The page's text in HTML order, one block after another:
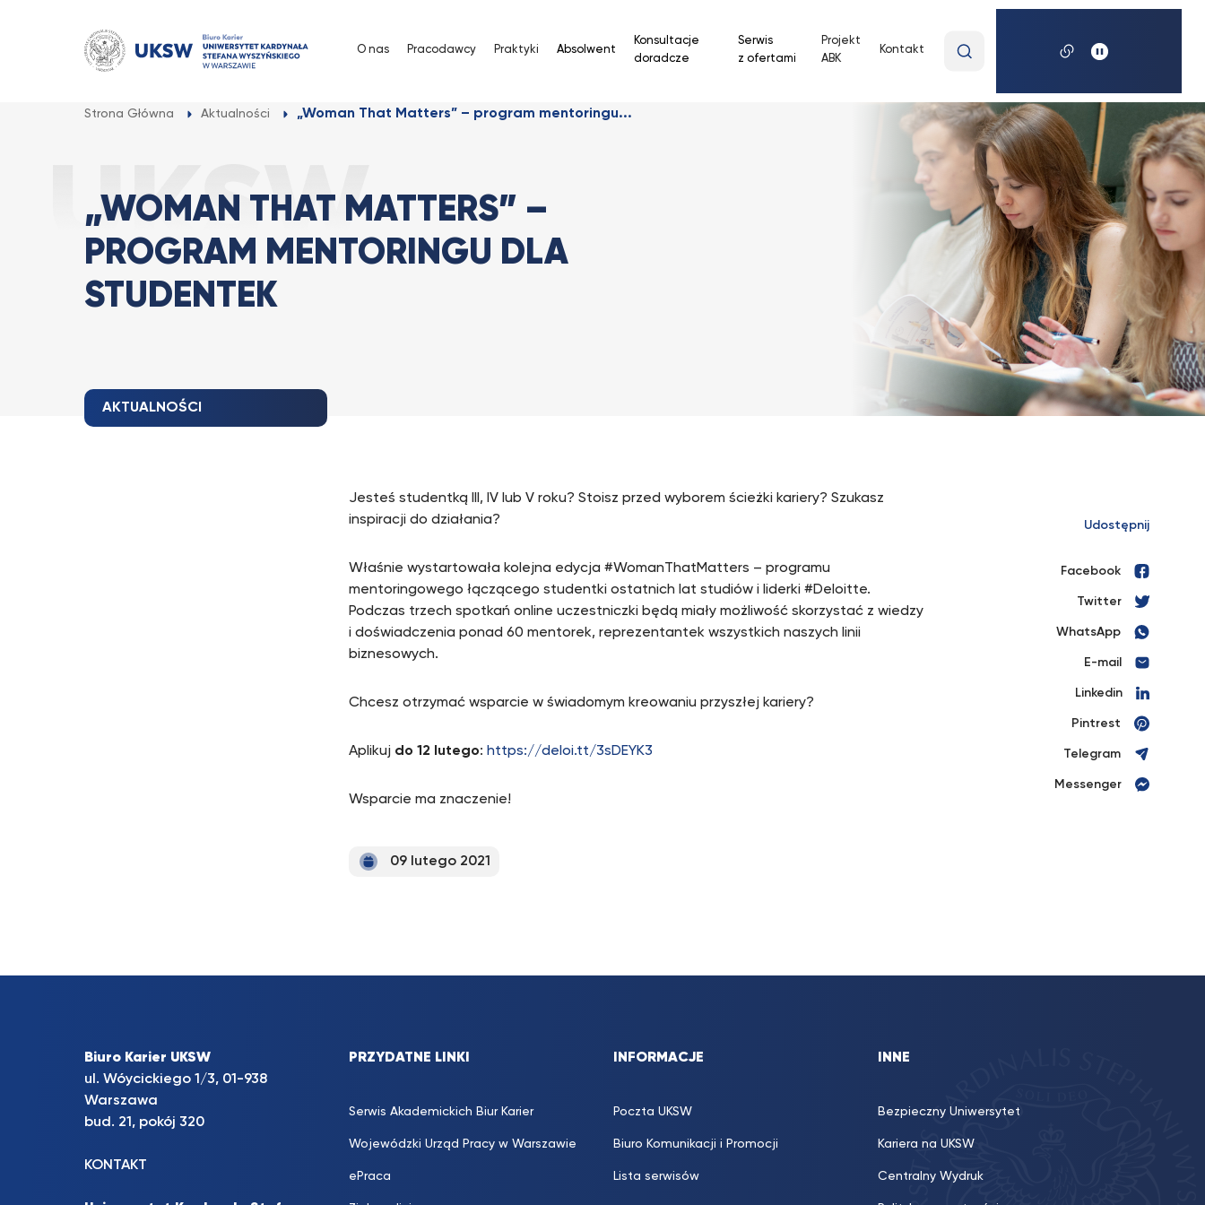
O nas Pracodawcy Praktyki Absolwent
Konsultacje
doradcze
Serwis
z ofertami
Projekt
ABK
Kontakt
wyszukiwaną
Strona Główna Aktualności „Woman That Matters” – program mentoringu...
„WOMAN THAT MATTERS” –
PROGRAM MENTORINGU DLA
STUDENTEK
AKTUALNOŚCI
Jesteś studentką III, IV lub V roku? Stoisz przed wyborem ścieżki kariery? Szukasz
inspiracji do działania?
Właśnie wystartowała kolejna edycja #WomanThatMatters – programu
mentoringowego łączącego studentki ostatnich lat studiów i liderki #Deloitte.
Podczas trzech spotkań online uczestniczki będą miały możliwość skorzystać z wiedzy
i doświadczenia ponad 60 mentorek, reprezentantek wszystkich naszych linii
biznesowych.
Chcesz otrzymać wsparcie w świadomym kreowaniu przyszłej kariery?
Aplikuj do 12 lutego: https://deloi.tt/3sDEYK3
Wsparcie ma znaczenie!
09 lutego 2021
Udostępnij
Facebook
Twitter
WhatsApp
E-mail
Linkedin
Pintrest
Telegram
Messenger
Biuro Karier UKSW
ul. Wóycickiego 1/3, 01-938
Warszawa
bud. 21, pokój 320
KONTAKT
PRZYDATNE LINKI
Serwis Akademickich Biur Karier
Wojewódzki Urząd Pracy w Warszawie
ePraca
INFORMACJE
Poczta UKSW
Biuro Komunikacji i Promocji
Lista serwisów
INNE
Bezpieczny Uniwersytet
Kariera na UKSW
Centralny Wydruk